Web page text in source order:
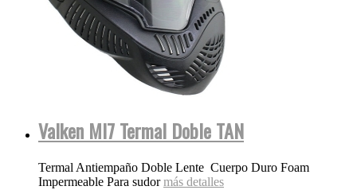
Valken MI7 Termal Doble TAN
Termal Antiempaño Doble Lente Cuerpo Duro Foam
Impermeable Para sudormás detalles